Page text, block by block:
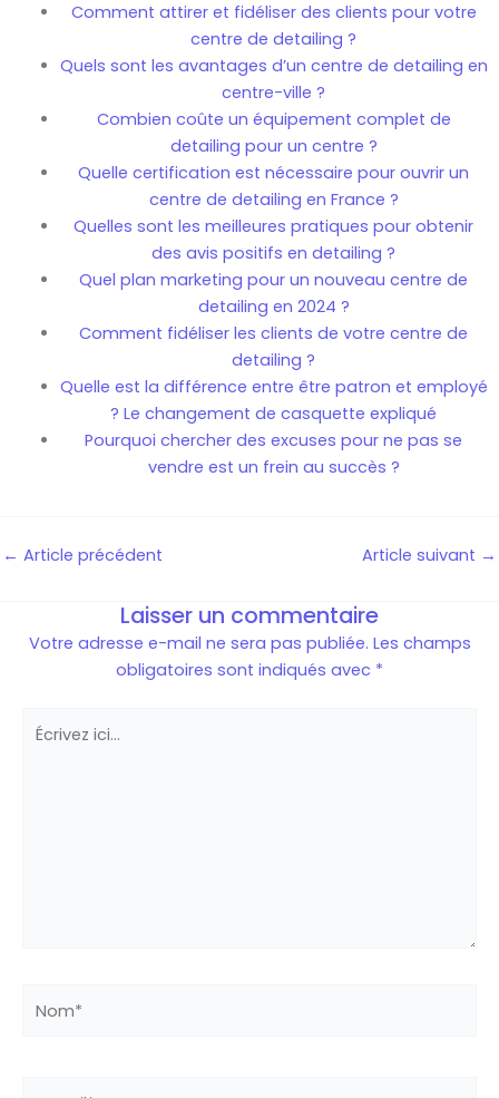
Comment attirer et fidéliser des clients pour votre
centre de detailing ?
Quels sont les avantages d’un centre de detailing en
centre-ville ?
Combien coûte un équipement complet de
detailing pour un centre ?
Quelle certification est nécessaire pour ouvrir un
centre de detailing en France ?
Quelles sont les meilleures pratiques pour obtenir
des avis positifs en detailing ?
Quel plan marketing pour un nouveau centre de
detailing en 2024 ?
Comment fidéliser les clients de votre centre de
detailing ?
Quelle est la différence entre être patron et employé
? Le changement de casquette expliqué
Pourquoi chercher des excuses pour ne pas se
vendre est un frein au succès ?
← Article précédent Article suivant →
Laisser un commentaire
Votre adresse e-mail ne sera pas publiée. Les champs
obligatoires sont indiqués avec *
ici…